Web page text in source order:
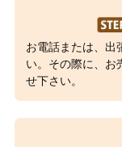
お電話または、出
い。その際に、お
せ下さい。